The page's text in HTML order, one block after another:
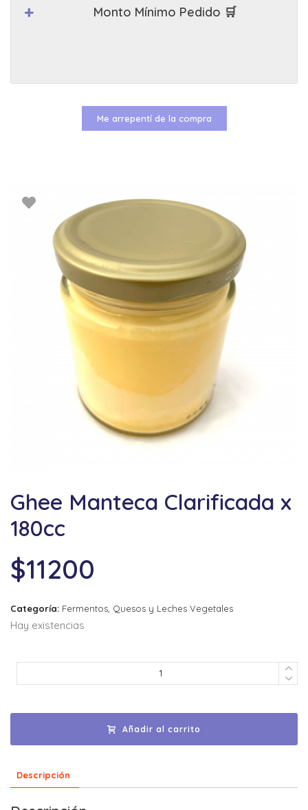
Ghee Manteca Clarificada x
180cc
$11200
Categoría: Fermentos, Quesos y Leches Vegetales
Hay existencias
Añadir al carrito
Descripción
Monto Mínimo Pedido 🛒
Me arrepentí de la compra